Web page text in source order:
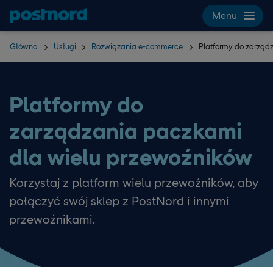
Hoppa över navigering och sök
Menu
Główna Usługi Rozwiązania e-commerce Platformy do
Platformy do
zarządzania paczkami
dla wielu przewoźników
Korzystaj z platform wielu przewoźników, aby
połączyć swój sklep z PostNord i innymi
przewoźnikami.